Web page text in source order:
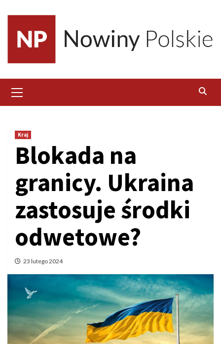
content
Menu
Kraj
Blokada na
granicy. Ukraina
zastosuje środki
odwetowe?
23 lutego 2024